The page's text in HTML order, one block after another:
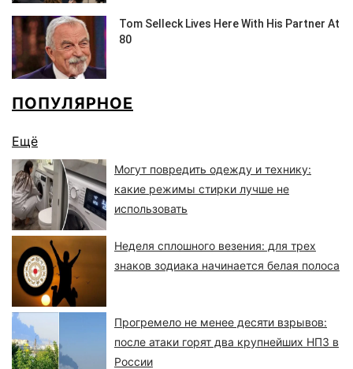
ПОПУЛЯРНОЕ
Ещё
Могут повредить одежду и технику:
какие режимы стирки лучше не
использовать
Неделя сплошного везения: для трех
знаков зодиака начинается белая полоса
Прогремело не менее десяти взрывов:
после атаки горят два крупнейших НПЗ в
России